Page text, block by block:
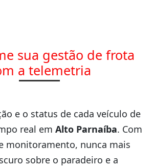
sua gestão de frota
a telemetria
e o status de cada veículo de
real em Alto Parnaíba. Com
monitoramento, nunca mais
sobre o paradeiro e a